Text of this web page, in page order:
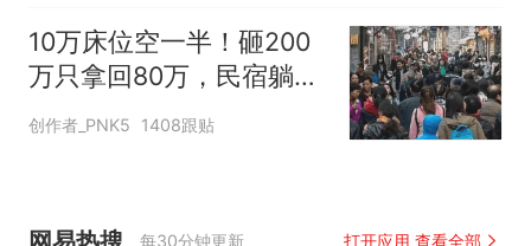
10万床位空一半！砸200
万只拿回80万，民宿躺赚
神话彻底碎了
创作者_PNK5 1408跟贴
每30分钟更新 打开应用 查看全部